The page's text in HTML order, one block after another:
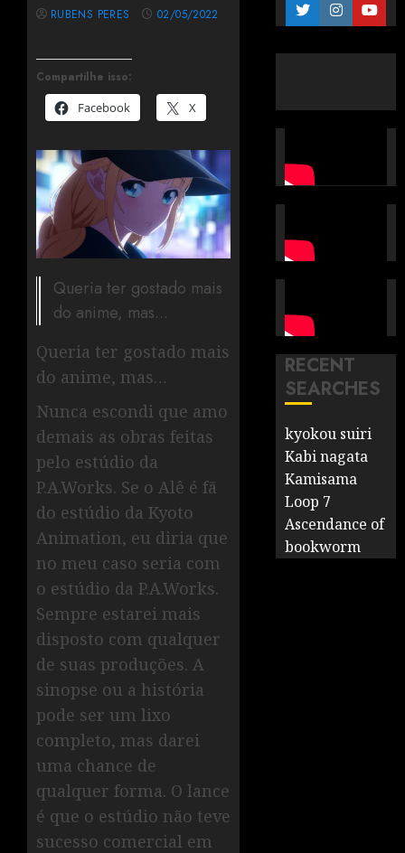
Compartilhe isso:
Facebook
X
RUBENS PERES 02/05/2022
Queria ter gostado mais
do anime, mas...
Queria ter gostado mais
do anime, mas…
Nunca escondi que amo
demais as obras feitas
pelo estúdio da
P.A.Works. Se o Alê é fã
do estúdio da Kyoto
Animation, eu diria que
no meu caso seria com
o estúdio da P.A.Works.
Sempre estarei mais
disposto com qualquer
de suas produções. A
sinopse ou a história
pode ser um lixo
completo, mas darei
uma chance de
qualquer forma. O lance
é que o estúdio não teve
sucesso comercial em
RECENT
SEARCHES
kyokou suiri
Kabi nagata
Kamisama
Loop 7
Ascendance of
bookworm